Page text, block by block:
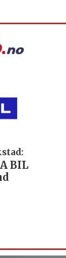
BIL